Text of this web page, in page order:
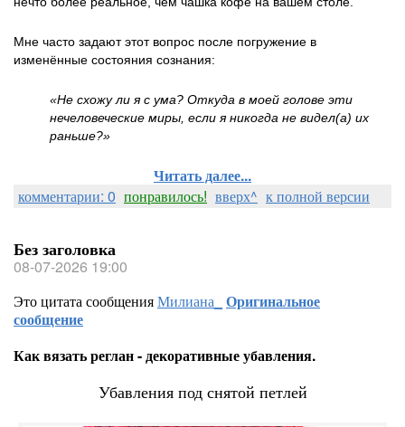
Мне часто задают этот вопрос после погружение в
изменённые состояния сознания:
«Не схожу ли я с ума? Откуда в моей голове эти
нечеловеческие миры, если я никогда не видел(а) их
раньше?»
Читать далее...
комментарии: 0 понравилось! вверх^ к полной версии
Без заголовка
08-07-2026 19:00
Это цитата сообщенияМилиана_ Оригинальное
сообщение
Как вязать реглан - декоративные убавления.
Убавления под снятой петлей